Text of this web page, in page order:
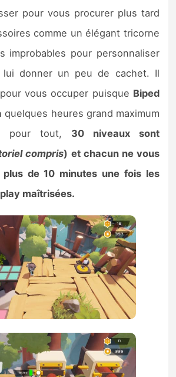
pour vous procurer plus tard
comme un élégant tricorne
improbables pour personnaliser
donner un peu de cachet. Il
vous occuper puisque Biped
quelques heures grand maximum
tout, 30 niveaux sont
compris) et chacun ne vous
plus de 10 minutes une fois les
maîtrisées.